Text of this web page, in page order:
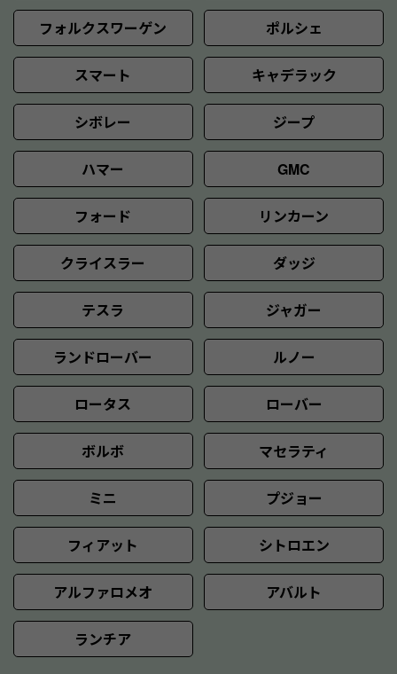
フォルクスワーゲン ポルシェ
スマート キャデラック
シボレー ジープ
ハマー GMC
フォード リンカーン
クライスラー ダッジ
テスラ ジャガー
ランドローバー ルノー
ロータス ローバー
ボルボ マセラティ
ミニ プジョー
フィアット シトロエン
アルファロメオ アバルト
ランチア